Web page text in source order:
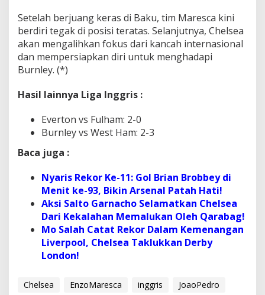
Setelah berjuang keras di Baku, tim Maresca kini
berdiri tegak di posisi teratas. Selanjutnya, Chelsea
akan mengalihkan fokus dari kancah internasional
dan mempersiapkan diri untuk menghadapi
Burnley. (*)
Hasil lainnya Liga Inggris :
Everton vs Fulham: 2-0
Burnley vs West Ham: 2-3
Baca juga :
Nyaris Rekor Ke-11: Gol Brian Brobbey di
Menit ke-93, Bikin Arsenal Patah Hati!
Aksi Salto Garnacho Selamatkan Chelsea
Dari Kekalahan Memalukan Oleh Qarabag!
Mo Salah Catat Rekor Dalam Kemenangan
Liverpool, Chelsea Taklukkan Derby
London!
Chelsea EnzoMaresca inggris
JoaoPedro